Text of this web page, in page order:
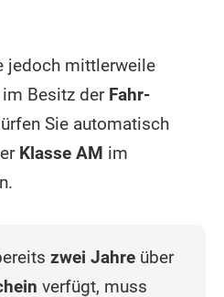
jedoch mittlerweile
im Besitz der Fahr­
Sie automatisch
Klasse AM im
zwei Jahre über
verfügt, muss